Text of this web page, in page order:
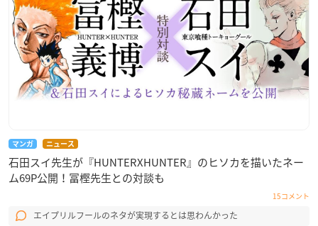
マンガ ニュース
石田スイ先生が『HUNTERXHUNTER』のヒソカを描いたネー
ム69P公開！冨樫先生との対談も
15コメント
エイプリルフールのネタが実現するとは思わんかった